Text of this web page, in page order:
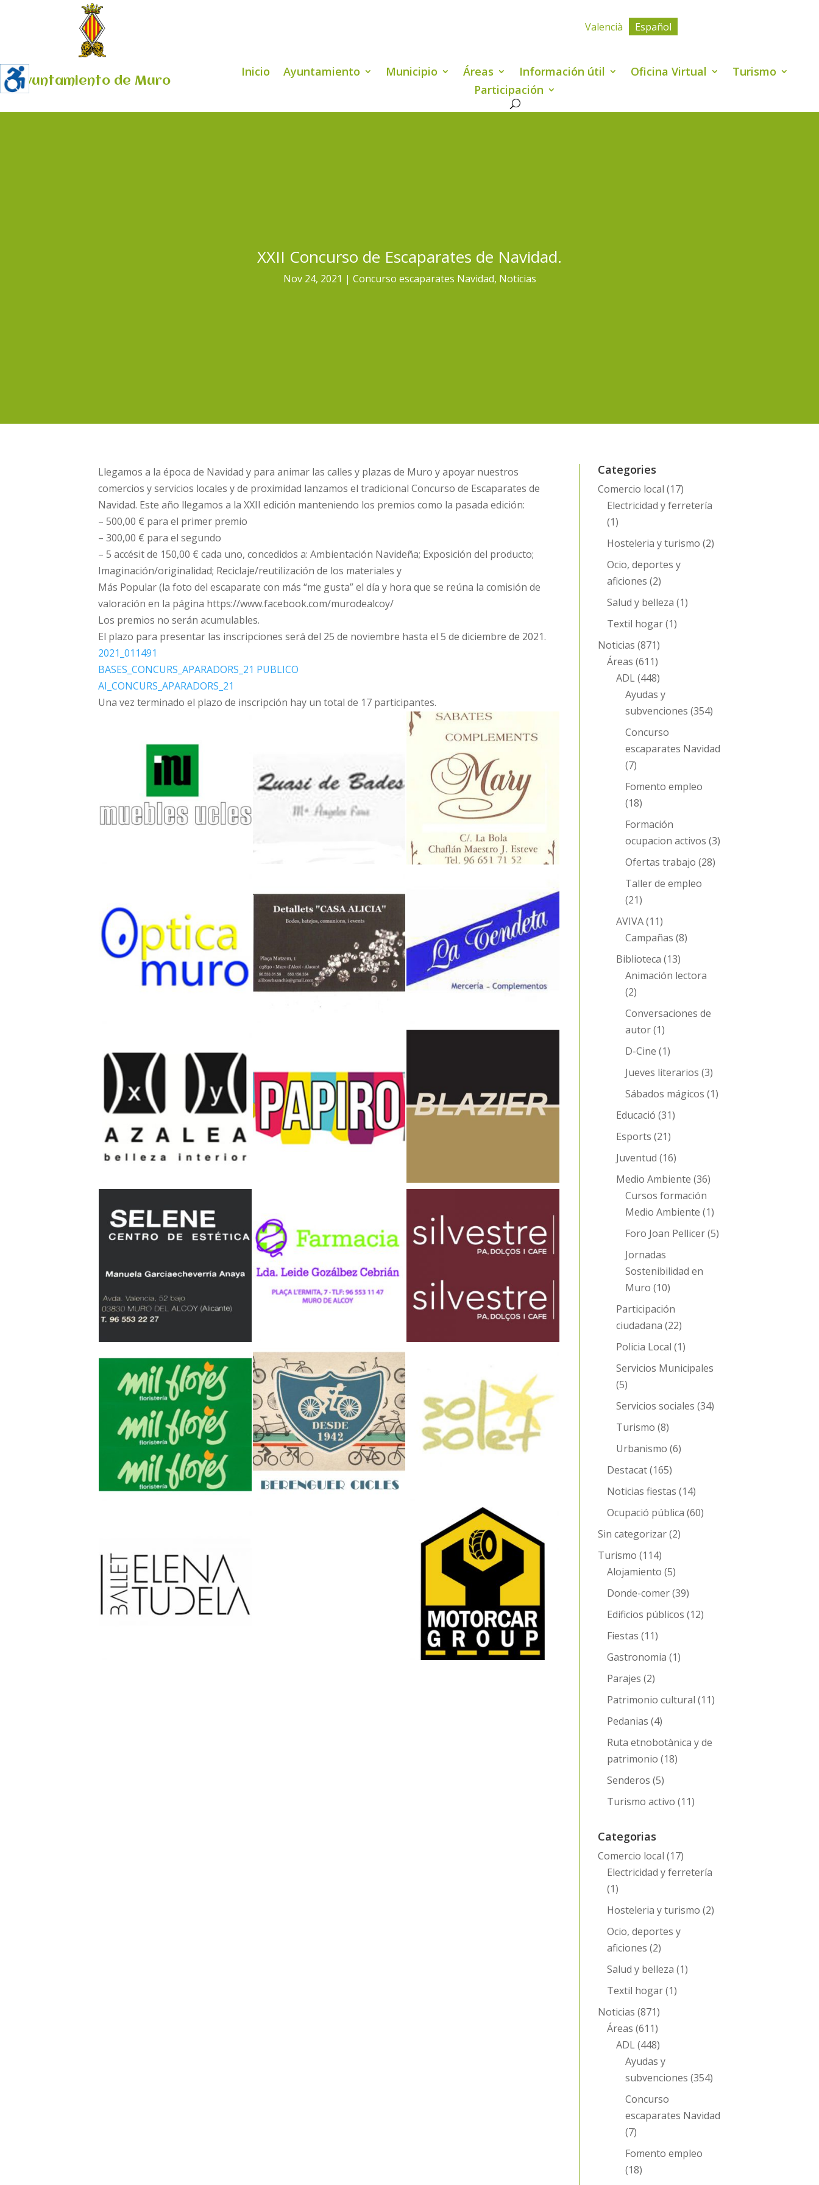
Ayuntamiento de Muro
Valencià Español
Inicio Ayuntamiento Municipio Áreas Información útil Oficina Virtual
Turismo
Participación
XXII Concurso de Escaparates de Navidad.
Nov 24, 2021 Concurso escaparates Navidad, Noticias
Llegamos a la época de Navidad y para animar las calles y plazas de Muro y apoyar nuestros
comercios y servicios locales y de proximidad lanzamos el tradicional Concurso de Escaparates de
Navidad. Este año llegamos a la XXII edición manteniendo los premios como la pasada edición:
– 500,00 € para el primer premio
– 300,00 € para el segundo
– 5 accésit de 150,00 € cada uno, concedidos a: Ambientación Navideña; Exposición del producto;
Imaginación/originalidad; Reciclaje/reutilización de los materiales y
Más Popular (la foto del escaparate con más “me gusta” el día y hora que se reúna la comisión de
valoración en la página https://www.facebook.com/murodealcoy/
Los premios no serán acumulables.
El plazo para presentar las inscripciones será del 25 de noviembre hasta el 5 de diciembre de 2021.
2021_011491
BASES_CONCURS_APARADORS_21 PUBLICO
AI_CONCURS_APARADORS_21
Una vez terminado el plazo de inscripción hay un total de 17 participantes.
Categories
Comercio local (17)
Electricidad y ferretería
(1)
Hosteleria y turismo (2)
Ocio, deportes y
aficiones (2)
Salud y belleza (1)
Textil hogar(1)
Noticias (871)
Áreas (611)
ADL(448)
Ayudas y
subvenciones (354)
Concurso
escaparates Navidad
(7)
Fomento empleo
(18)
Formación
ocupacion activos (3)
Ofertas trabajo (28)
Taller de empleo
(21)
AVIVA(11)
Campañas (8)
Biblioteca (13)
Animación lectora
(2)
Conversaciones de
autor(1)
D-Cine (1)
Jueves literarios (3)
Sábados mágicos (1)
Educació (31)
Esports (21)
Juventud (16)
Medio Ambiente (36)
Cursos formación
Medio Ambiente (1)
Foro Joan Pellicer(5)
Jornadas
Sostenibilidad en
Muro (10)
Participación
ciudadana (22)
Policia Local (1)
Servicios Municipales
(5)
Servicios sociales (34)
Turismo (8)
Urbanismo (6)
Destacat(165)
Noticias fiestas (14)
Ocupació pública (60)
Sin categorizar(2)
Turismo (114)
Alojamiento (5)
Donde-comer(39)
Edificios públicos (12)
Fiestas (11)
Gastronomia (1)
Parajes (2)
Patrimonio cultural (11)
Pedanias (4)
Ruta etnobotànica y de
patrimonio (18)
Senderos (5)
Turismo activo (11)
Categorias
Comercio local (17)
Electricidad y ferretería
(1)
Hosteleria y turismo (2)
Ocio, deportes y
aficiones (2)
Salud y belleza (1)
Textil hogar(1)
Noticias (871)
Áreas (611)
ADL(448)
Ayudas y
subvenciones (354)
Concurso
escaparates Navidad
(7)
Fomento empleo
(18)